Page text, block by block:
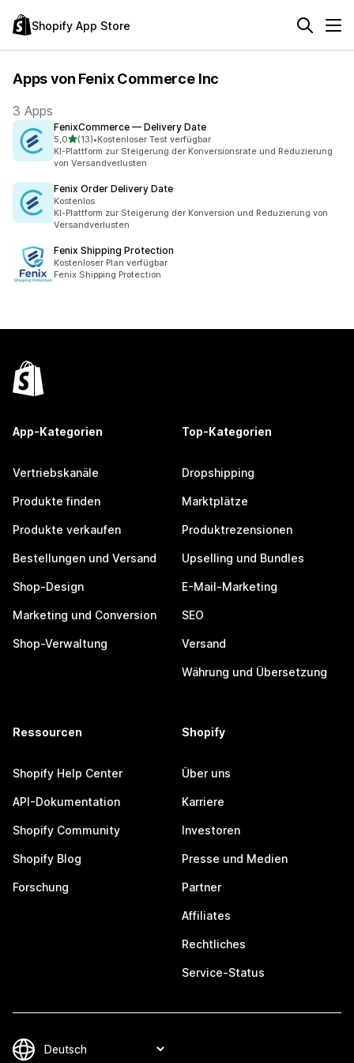
Shopify App Store
Apps von Fenix Commerce Inc
3 Apps
FenixCommerce — Delivery Date
5,0von 5 Sternen
(13)
13 Rezensionen insgesamt
•Kostenloser Test verfügbar
KI-Plattform zur Steigerung der Konversionsrate und Reduzierung
von Versandverlusten
Fenix Order Delivery Date
Kostenlos
KI-Plattform zur Steigerung der Konversion und Reduzierung von
Versandverlusten
Fenix Shipping Protection
Kostenloser Plan verfügbar
Fenix Shipping Protection
App-Kategorien
Vertriebskanäle
Produkte finden
Produkte verkaufen
Bestellungen und Versand
Shop-Design
Marketing und Conversion
Shop-Verwaltung
Top-Kategorien
Dropshipping
Marktplätze
Produktrezensionen
Upselling und Bundles
E-Mail-Marketing
SEO
Versand
Währung und Übersetzung
Ressourcen
Shopify Help Center
API-Dokumentation
Shopify Community
Shopify Blog
Forschung
Shopify
Über uns
Karriere
Investoren
Presse und Medien
Partner
Affiliates
Rechtliches
Service-Status